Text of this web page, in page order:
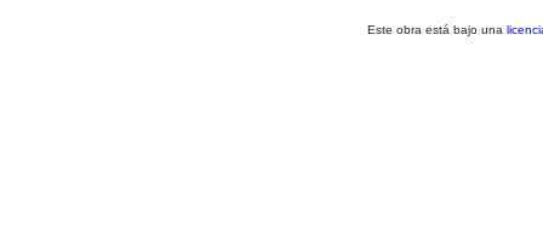
Este obra está bajo una